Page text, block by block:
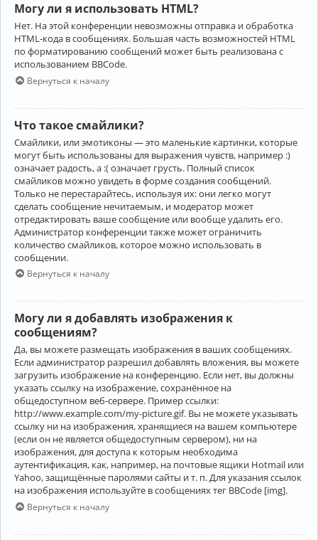
Могу ли я использовать HTML?
Нет. На этой конференции невозможны отправка и обработка
HTML-кода в сообщениях. Большая часть возможностей HTML
по форматированию сообщений может быть реализована с
использованием BBCode.
Вернуться к началу
Что такое смайлики?
Смайлики, или эмотиконы — это маленькие картинки, которые
могут быть использованы для выражения чувств, например :)
означает радость, а :( означает грусть. Полный список
смайликов можно увидеть в форме создания сообщений.
Только не перестарайтесь, используя их: они легко могут
сделать сообщение нечитаемым, и модератор может
отредактировать ваше сообщение или вообще удалить его.
Администратор конференции также может ограничить
количество смайликов, которое можно использовать в
сообщении.
Вернуться к началу
Могу ли я добавлять изображения к
сообщениям?
Да, вы можете размещать изображения в ваших сообщениях.
Если администратор разрешил добавлять вложения, вы можете
загрузить изображение на конференцию. Если нет, вы должны
указать ссылку на изображение, сохранённое на
общедоступном веб-сервере. Пример ссылки:
http://www.example.com/my-picture.gif. Вы не можете указывать
ссылку ни на изображения, хранящиеся на вашем компьютере
(если он не является общедоступным сервером), ни на
изображения, для доступа к которым необходима
аутентификация, как, например, на почтовые ящики Hotmail или
Yahoo, защищённые паролями сайты и т. п. Для указания ссылок
на изображения используйте в сообщениях тег BBCode [img].
Вернуться к началу